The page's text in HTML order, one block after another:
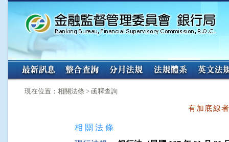
:::
現在位置：相關法條 > 函釋查詢
有加底線
相 關 法 條